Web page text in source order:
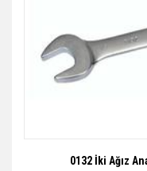
0132 İki Ağız